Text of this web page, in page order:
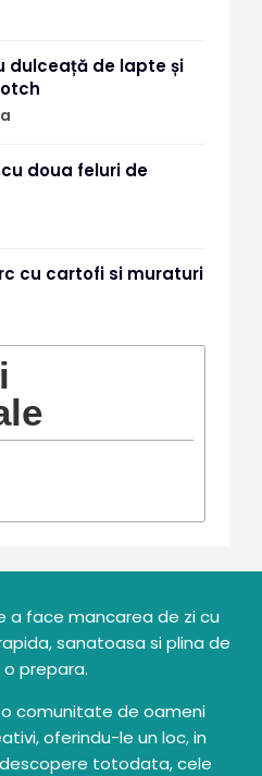
dulceață de lapte și
doua feluri de
cu cartofi si muraturi
a face mancarea de zi cu
sanatoasa si plina de
prepara.
comunitate de oameni
oferindu-le un loc, in
totodata, cele